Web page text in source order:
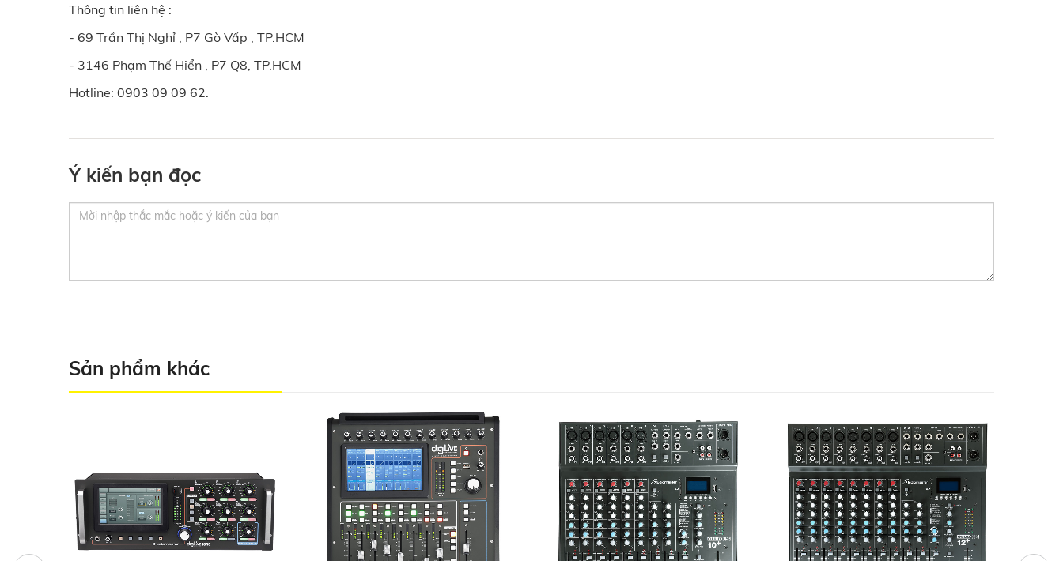
Thông tin liên hệ :
- 69 Trần Thị Nghỉ , P7 Gò Vấp , TP.HCM
- 3146 Phạm Thế Hiển , P7 Q8, TP.HCM
Hotline: 0903 09 09 62.
Ý kiến bạn đọc
Sản phẩm khác